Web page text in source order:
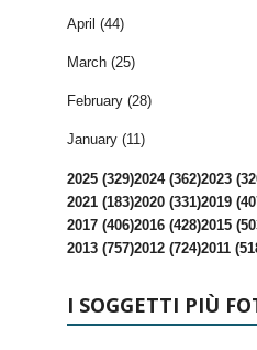
April (44)
March (25)
February (28)
January (11)
2025 (329)2024 (362)2023
2021 (183)2020 (331)2019
2017 (406)2016 (428)2015
2013 (757)2012 (724)2011
I SOGGETTI PIÙ